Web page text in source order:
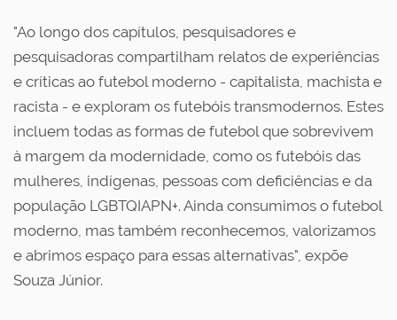
"Ao longo dos capítulos, pesquisadores e
pesquisadoras compartilham relatos de experiências
e críticas ao futebol moderno - capitalista, machista e
racista - e exploram os futebóis transmodernos. Estes
incluem todas as formas de futebol que sobrevivem
à margem da modernidade, como os futebóis das
mulheres, indígenas, pessoas com deficiências e da
população LGBTQIAPN+. Ainda consumimos o futebol
moderno, mas também reconhecemos, valorizamos
e abrimos espaço para essas alternativas", expõe
Souza Júnior.